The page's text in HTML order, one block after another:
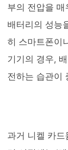
부의 전압을 매
배터리의 성능
히 스마트폰이
기기의 경우,
전하는 습관이
과거 니켈 카